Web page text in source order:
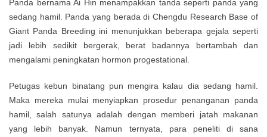
Panda bernama Ai Hin menampakkan tanda seperti panda yang
sedang hamil. Panda yang berada di Chengdu Research Base of
Giant Panda Breeding ini menunjukkan beberapa gejala seperti
jadi lebih sedikit bergerak, berat badannya bertambah dan
mengalami peningkatan hormon progestational.
Petugas kebun binatang pun mengira kalau dia sedang hamil.
Maka mereka mulai menyiapkan prosedur penanganan panda
hamil, salah satunya adalah dengan memberi jatah makanan
yang lebih banyak. Namun ternyata, para peneliti di sana